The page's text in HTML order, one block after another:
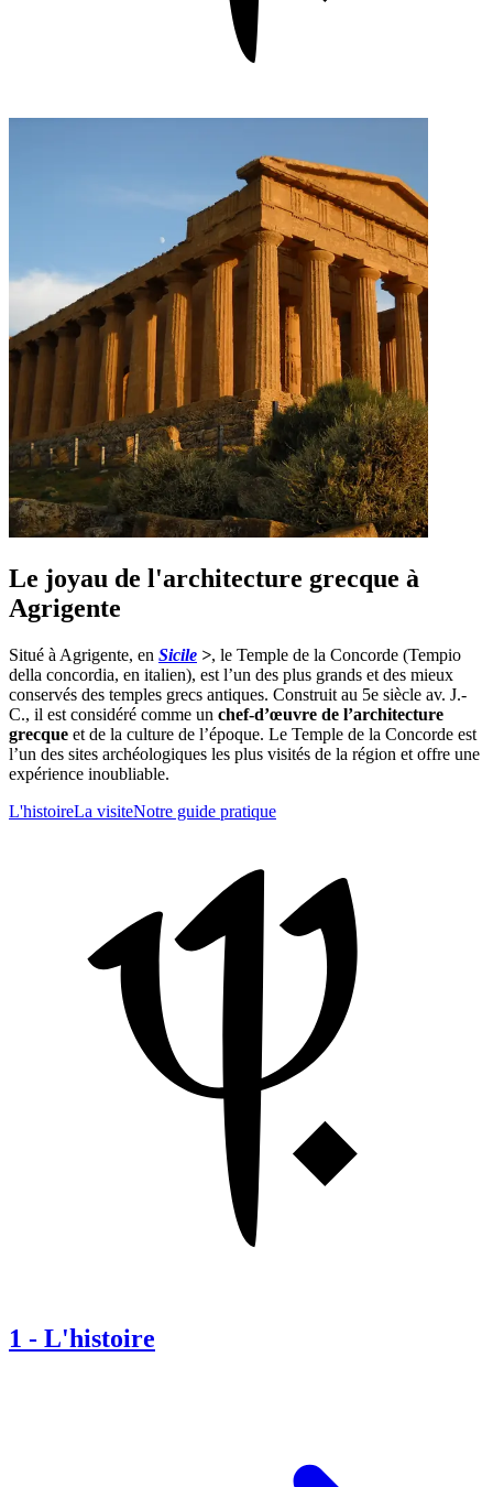
Le joyau de l'architecture grecque à
Agrigente
Situé à Agrigente, en Sicile >, le Temple de la Concorde (Tempio
della concordia, en italien), est l’un des plus grands et des mieux
conservés des temples grecs antiques. Construit au 5e siècle av. J.-
C., il est considéré comme un chef-d’œuvre de l’architecture
grecque et de la culture de l’époque. Le Temple de la Concorde est
l’un des sites archéologiques les plus visités de la région et offre une
expérience inoubliable.
L'histoireLa visiteNotre guide pratique
1 - L'histoire